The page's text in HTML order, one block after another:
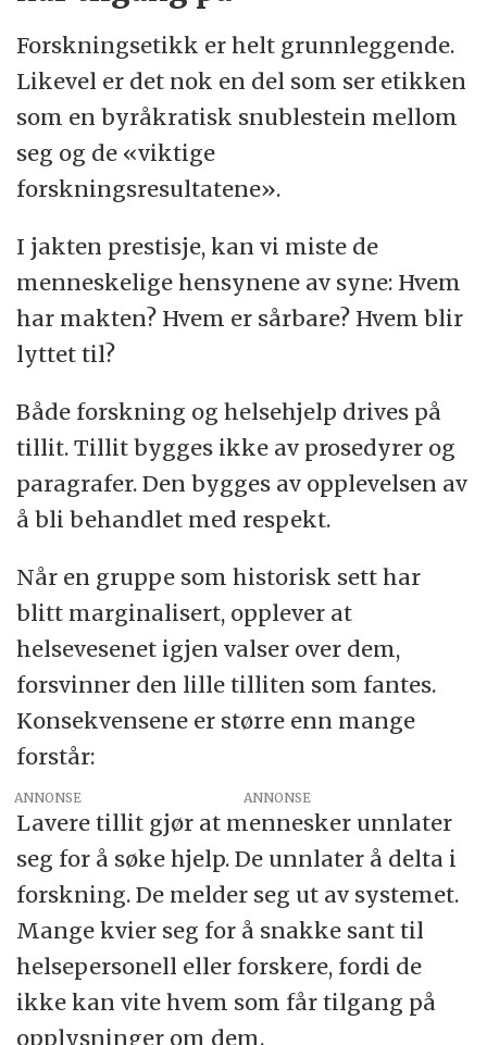
Forskningsetikk er helt grunnleggende.
Likevel er det nok en del som ser etikken
som en byråkratisk snublestein mellom
seg og de «viktige
forskningsresultatene».
I jakten prestisje, kan vi miste de
menneskelige hensynene av syne: Hvem
har makten? Hvem er sårbare? Hvem blir
lyttet til?
Både forskning og helsehjelp drives på
tillit. Tillit bygges ikke av prosedyrer og
paragrafer. Den bygges av opplevelsen av
å bli behandlet med respekt.
Når en gruppe som historisk sett har
blitt marginalisert, opplever at
helsevesenet igjen valser over dem,
forsvinner den lille tilliten som fantes.
Konsekvensene er større enn mange
forstår:
ANNONSE
Lavere tillit gjør at mennesker unnlater
seg for å søke hjelp. De unnlater å delta i
forskning. De melder seg ut av systemet.
Mange kvier seg for å snakke sant til
helsepersonell eller forskere, fordi de
ikke kan vite hvem som får tilgang på
opplysninger om dem.